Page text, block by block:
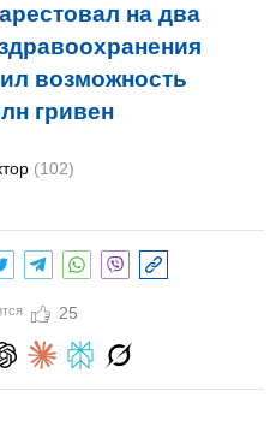
на два
возможность
гривен
(102)
25